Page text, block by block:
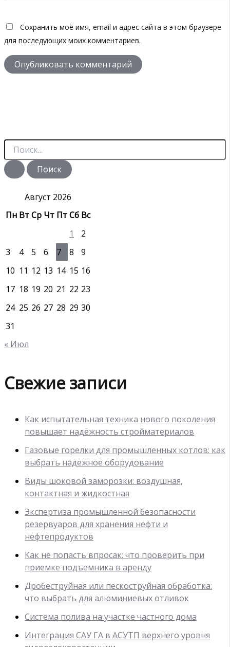
Сохранить моё имя, email и адрес сайта в этом браузере
для последующих моих комментариев.
П
и
с
Август 2026
Пн ВтСр Чт ПтСб Вс
1
2
3
4 5 6 7 8
9
10 11 12 13 14 15 16
17 18 19 20 21 22 23
24 25 26 27 28 29 30
31
« Июл
Свежие записи
Как испытательная техника нового поколения
повышает надёжность стройматериалов
Газовые горелки для промышленных котлов: как
выбрать надежное оборудование
Виды шоковой заморозки: воздушная,
контактная и жидкостная
Экспертиза промышленной безопасности
резервуаров для хранения нефти и
нефтепродуктов
Как не попасть впросак: что проверить при
приемке подъемника в аренду
Дробеструйная или пескоструйная обработка:
что выбрать для алюминиевых отливок
Система полива на участке частного дома
Интеграция САУ ГА в АСУТП верхнего уровня